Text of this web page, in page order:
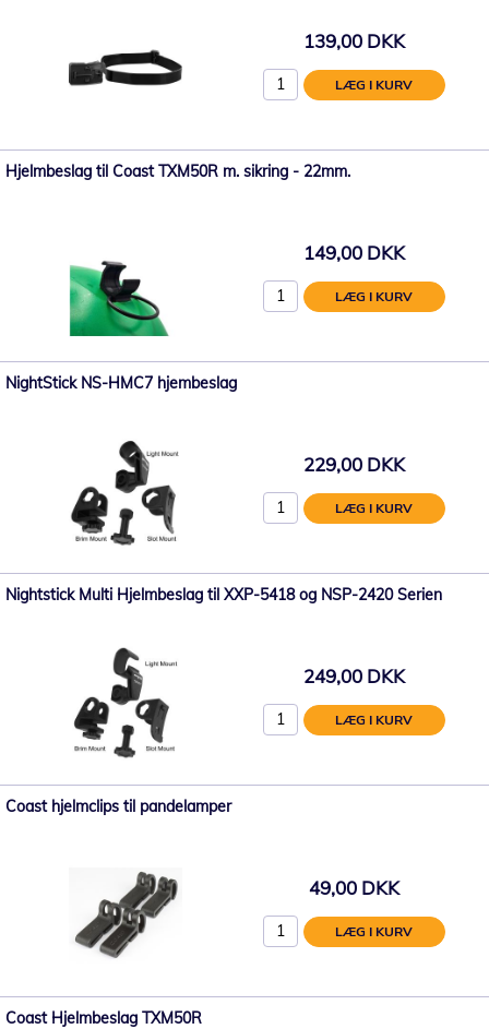
139,00 DKK
LÆG I KURV
Hjelmbeslag til Coast TXM50R m. sikring - 22mm.
149,00 DKK
LÆG I KURV
NightStick NS-HMC7 hjembeslag
229,00 DKK
LÆG I KURV
Nightstick Multi Hjelmbeslag til XXP-5418 og NSP-2420 Serien
249,00 DKK
LÆG I KURV
Coast hjelmclips til pandelamper
49,00 DKK
LÆG I KURV
Coast Hjelmbeslag TXM50R